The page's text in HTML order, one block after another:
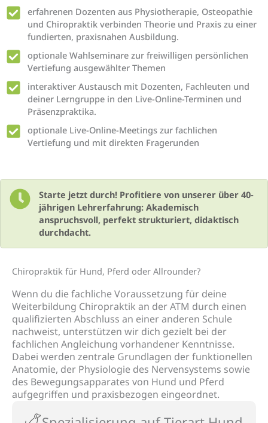
erfahrenen Dozenten aus Physiotherapie, Osteopathie
und Chiropraktik verbinden Theorie und Praxis zu einer
fundierten, praxisnahen Ausbildung.
optionale Wahlseminare zur freiwilligen persönlichen
Vertiefung ausgewählter Themen
interaktiver Austausch mit Dozenten, Fachleuten und
deiner Lerngruppe in den Live-Online-Terminen und
Präsenzpraktika.
optionale Live-Online-Meetings zur fachlichen
Vertiefung und mit direkten Fragerunden
Starte jetzt durch! Profitiere von unserer über 40-
jährigen Lehrerfahrung: Akademisch
anspruchsvoll, perfekt strukturiert, didaktisch
durchdacht.
Chiropraktik für Hund, Pferd oder Allrounder?
Wenn du die fachliche Voraussetzung für deine
Weiterbildung Chiropraktik an der ATM durch einen
qualifizierten Abschluss an einer anderen Schule
nachweist, unterstützen wir dich gezielt bei der
fachlichen Angleichung vorhandener Kenntnisse.
Dabei werden zentrale Grundlagen der funktionellen
Anatomie, der Physiologie des Nervensystems sowie
des Bewegungsapparates von Hund und Pferd
aufgegriffen und praxisbezogen eingeordnet.